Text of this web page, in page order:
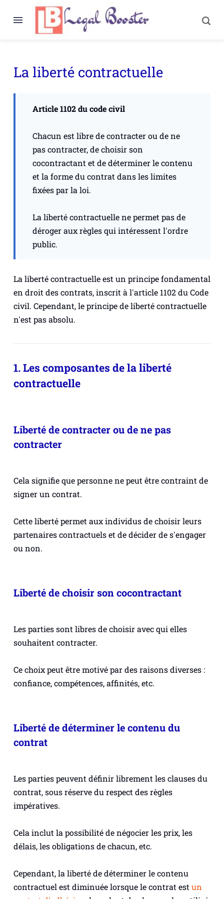
La liberté contractuelle
Article 1102 du code civil
Chacun est libre de contracter ou de ne
pas contracter, de choisir son
cocontractant et de déterminer le contenu
et la forme du contrat dans les limites
fixées par la loi.
La liberté contractuelle ne permet pas de
déroger aux règles qui intéressent l'ordre
public.
La liberté contractuelle est un principe fondamental
en droit des contrats, inscrit à l'article 1102 du Code
civil. Cependant, le principe de liberté contractuelle
n'est pas absolu.
1. Les composantes de la liberté
contractuelle
Liberté de contracter ou de ne pas
contracter
Cela signifie que personne ne peut être contraint de
signer un contrat.
Cette liberté permet aux individus de choisir leurs
partenaires contractuels et de décider de s'engager
ou non.
Liberté de choisir son cocontractant
Les parties sont libres de choisir avec qui elles
souhaitent contracter.
Ce choix peut être motivé par des raisons diverses :
confiance, compétences, affinités, etc.
Liberté de déterminer le contenu du
contrat
Les parties peuvent définir librement les clauses du
contrat, sous réserve du respect des règles
impératives.
Cela inclut la possibilité de négocier les prix, les
délais, les obligations de chacun, etc.
Cependant, la liberté de déterminer le contenu
contractuel est diminuée lorsque le contrat est un